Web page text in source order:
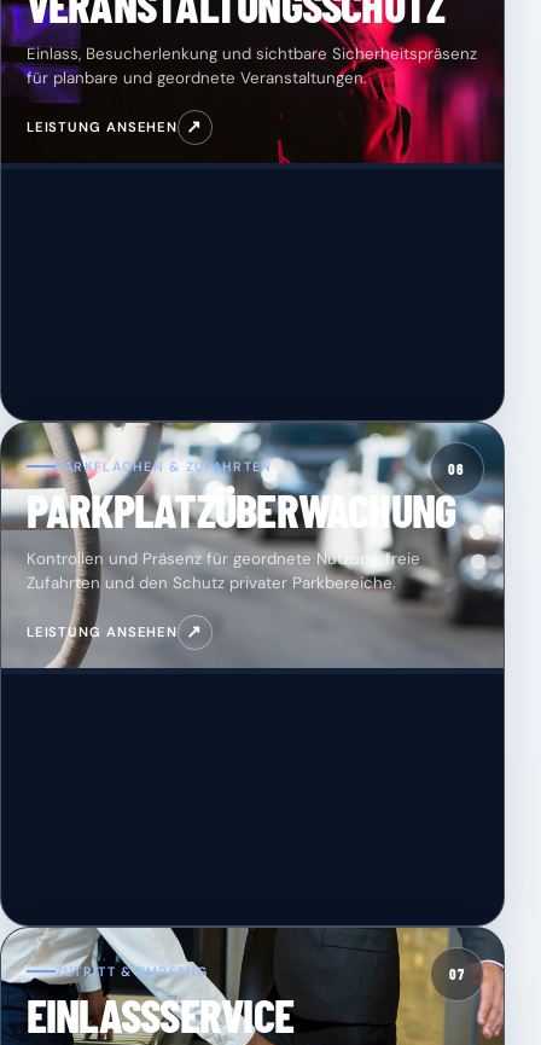
Einlass, Besucherlenkung und sichtbare Sicherheitspräsenz
für planbare und geordnete Veranstaltungen.
LEISTUNG ANSEHEN ↗
06
PARKFLÄCHEN & ZUFAHRTEN
PARKPLATZÜBERWACHUNG
Kontrollen und Präsenz für geordnete Nutzung, freie
Zufahrten und den Schutz privater Parkbereiche.
LEISTUNG ANSEHEN ↗
07
ZUTRITT & EMPFANG
EINLASSSERVICE